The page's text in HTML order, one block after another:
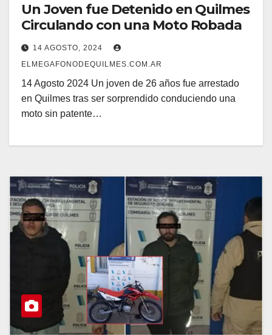
Un Joven fue Detenido en Quilmes
Circulando con una Moto Robada
14 AGOSTO, 2024
ELMEGAFONODEQUILMES.COM.AR
14 Agosto 2024 Un joven de 26 años fue arrestado
en Quilmes tras ser sorprendido conduciendo una
moto sin patente…